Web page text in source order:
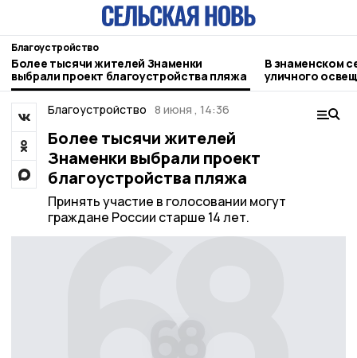
Благоустройство
Более тысячи жителей Знаменки
выбрали проект благоустройства пляжа
В знаменском
уличного
Благоустройство 8 июня , 14:36
Более тысячи жителей
Знаменки выбрали проект
благоустройства пляжа
Принять участие в голосовании могут
граждане России старше 14 лет.